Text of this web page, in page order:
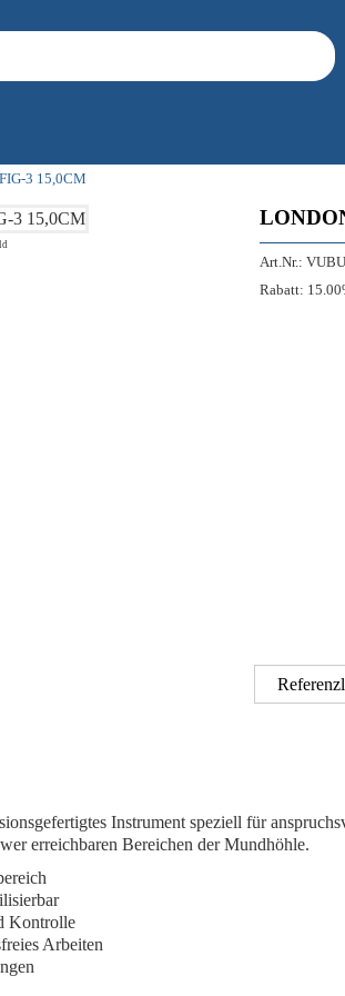
3 15,0CM
Art.Nr.:
Rabatt:
Instrument speziell für
erreichbaren Bereichen der Mundhöhle.
Kontrolle
Arbeiten